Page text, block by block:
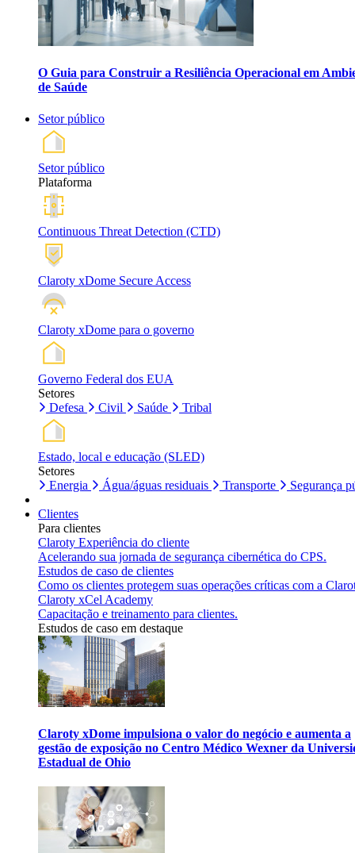
O Guia para Construir a Resiliência Operacional em
de Saúde
Setor público
Setor público
Plataforma
Continuous Threat Detection (CTD)
Claroty xDome Secure Access
Claroty xDome para o governo
Governo Federal dos EUA
Setores
Defesa
Civil Saúde Tribal
Estado, local e educação (SLED)
Setores
Energia
Água/águas residuais Transporte Segurança
Clientes
Para clientes
Claroty Experiência do cliente
Acelerando sua jornada de segurança cibernética do CPS.
Estudos de caso de clientes
Como os clientes protegem suas operações críticas com a
Claroty xCel Academy
Capacitação e treinamento para clientes.
Estudos de caso em destaque
Claroty xDome impulsiona o valor do negócio e aumenta a
gestão de exposição no Centro Médico Wexner da
Estadual de Ohio